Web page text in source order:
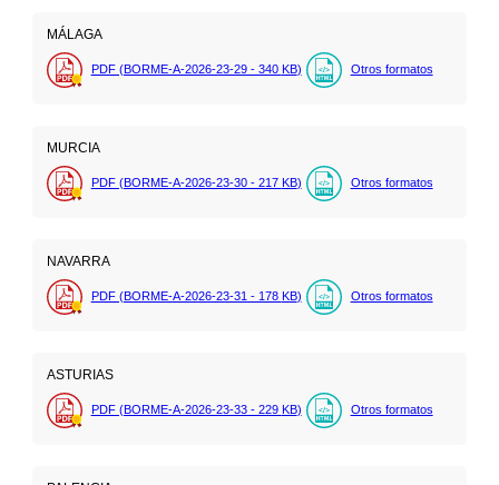
MÁLAGA
PDF (BORME-A-2026-23-29 - 340 KB) Otros formatos
MURCIA
PDF (BORME-A-2026-23-30 - 217 KB) Otros formatos
NAVARRA
PDF (BORME-A-2026-23-31 - 178 KB) Otros formatos
ASTURIAS
PDF (BORME-A-2026-23-33 - 229 KB) Otros formatos